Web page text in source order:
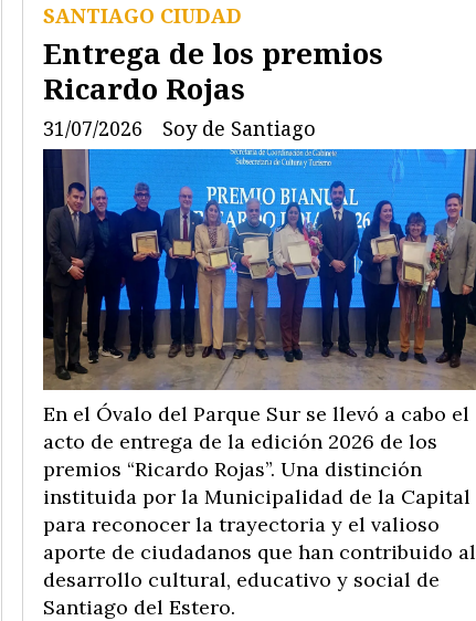
Entrega de los premios
Ricardo Rojas
Soy de Santiago
SANTIAGO CIUDAD
31/07/2026
En el Óvalo del Parque Sur se llevó a cabo el
acto de entrega de la edición 2026 de los
premios “Ricardo Rojas”. Una distinción
instituida por la Municipalidad de la Capital
para reconocer la trayectoria y el valioso
aporte de ciudadanos que han contribuido al
desarrollo cultural, educativo y social de
Santiago del Estero.